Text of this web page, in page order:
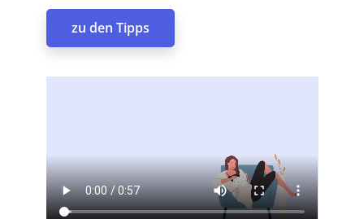
zu den Tipps